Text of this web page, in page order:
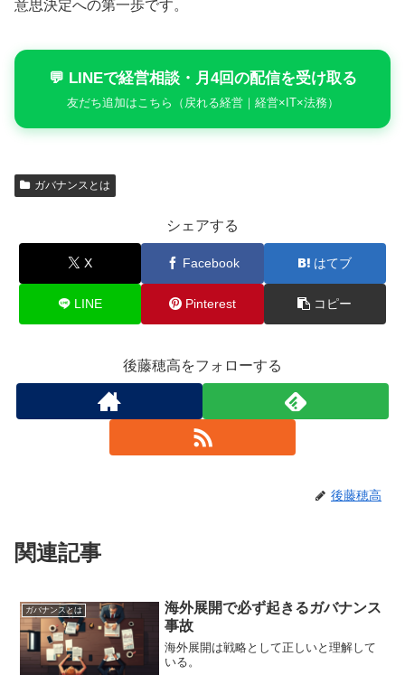
意思決定への第一歩です。
💬 LINEで経営相談・月4回の配信を受け取る
友だち追加はこちら（戻れる経営｜経営×IT×法務）
ガバナンスとは
シェアする
X Facebook はてブ
LINE Pinterest コピー
後藤穂高をフォローする
後藤穂高
関連記事
ガバナンスとは
海外展開で必ず起きるガバナンス
事故
海外展開は戦略として正しいと理解して
いる。